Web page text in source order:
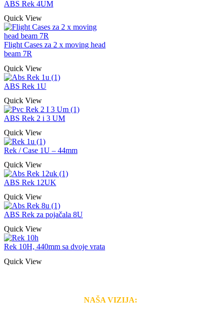
ABS Rek 4UM
Quick View
Flight Cases za 2 x moving head
beam 7R
Quick View
ABS Rek 1U
Quick View
ABS Rek 2 i 3 UM
Quick View
Rek / Case 1U – 44mm
Quick View
ABS Rek 12UK
Quick View
ABS Rek za pojačala 8U
Quick View
Rek 10H, 440mm sa dvoje vrata
Quick View
NAŠA VIZIJA: